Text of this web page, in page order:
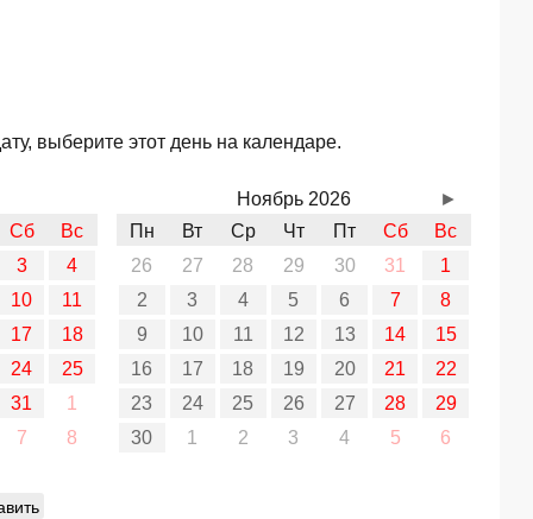
выберите этот день на календаре.
Сб
Вс
3
4
10
11
17
18
24
25
31
1
7
8
Ноябрь 2026
Пн
Вт Ср Чт Пт Сб
Вс
26
27 28 29 30 31
1
2
3 4 5 6 7
8
9
10 11 12 13 14
15
16
17 18 19 20 21
22
23
24 25 26 27 28
29
30
1 2 3 4 5 6
►